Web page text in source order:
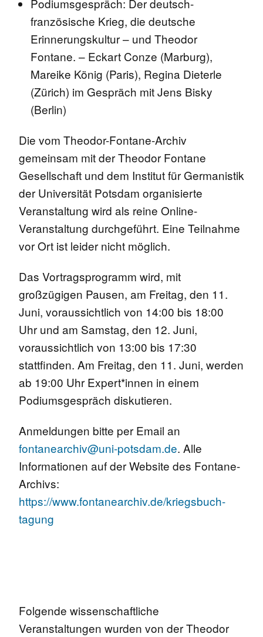
Podiumsgespräch: Der deutsch-
französische Krieg, die deutsche
Erinnerungskultur – und Theodor
Fontane. – Eckart Conze (Marburg),
Mareike König (Paris), Regina Dieterle
(Zürich) im Gespräch mit Jens Bisky
(Berlin)
Die vom Theodor-Fontane-Archiv
gemeinsam mit der Theodor Fontane
Gesellschaft und dem Institut für Germanistik
der Universität Potsdam organisierte
Veranstaltung wird als reine Online-
Veranstaltung durchgeführt. Eine Teilnahme
vor Ort ist leider nicht möglich.
Das Vortragsprogramm wird, mit
großzügigen Pausen, am Freitag, den 11.
Juni, voraussichtlich von 14:00 bis 18:00
Uhr und am Samstag, den 12. Juni,
voraussichtlich von 13:00 bis 17:30
stattfinden. Am Freitag, den 11. Juni, werden
ab 19:00 Uhr Expert*innen in einem
Podiumsgespräch diskutieren.
Anmeldungen bitte per Email an
fontanearchiv@uni-potsdam.de. Alle
Informationen auf der Website des Fontane-
Archivs:
https://www.fontanearchiv.de/kriegsbuch-
tagung
Folgende wissenschaftliche
Veranstaltungen wurden von der Theodor